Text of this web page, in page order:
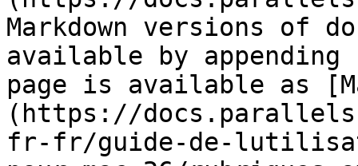
Markdown versions of
available by
page is available as
(https://
fr-fr/guide-de-